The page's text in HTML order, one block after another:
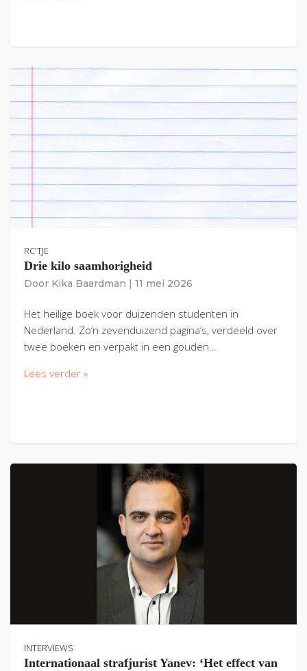
RC'TJE
Drie kilo saamhorigheid
Door Kika Baardman 11 mei 2026
Het heilige boek voor duizenden studenten in
Nederland. Zo’n zevenduizend pagina’s, verdeeld over
twee boeken en verpakt in een gouden…
Lees verder »
INTERVIEWS
Internationaal strafjurist Yanev: ‘Het effect van